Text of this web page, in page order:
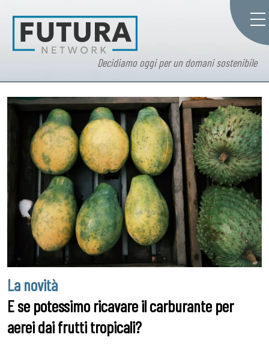
Decidiamo oggi per un domani sostenibile
La novità
E se potessimo ricavare il carburante per
aerei dai frutti tropicali?